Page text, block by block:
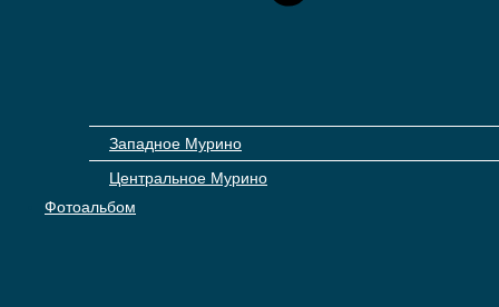
Западное Мурино
Центральное Мурино
Фотоальбом